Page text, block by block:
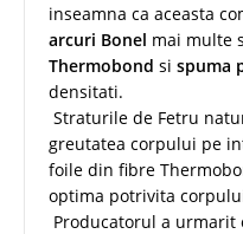
inseamna ca aceasta
arcuri Bonel mai multe
Thermobond si spuma
densitati.
Straturile de Fetru
greutatea corpului pe
foile din fibre
optima potrivita
Producatorul a urmarit